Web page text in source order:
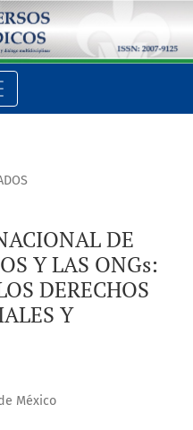
HUMANOS Y LAS
DE
Y LAS ONGs:
DERECHOS
Y
México